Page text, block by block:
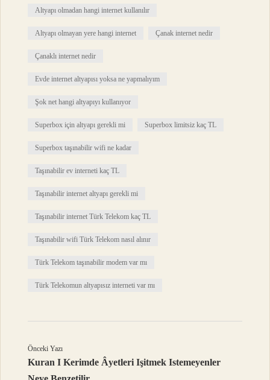
Altyapı olmadan hangi internet kullanılır
Altyapı olmayan yere hangi internet Çanak internet nedir
Çanaklı internet nedir
Evde internet altyapısı yoksa ne yapmalıyım
Şok net hangi altyapıyı kullanıyor
Superbox için altyapı gerekli mi Superbox limitsiz kaç TL
Superbox taşınabilir wifi ne kadar
Taşınabilir ev interneti kaç TL
Taşınabilir internet altyapı gerekli mi
Taşınabilir internet Türk Telekom kaç TL
Taşınabilir wifi Türk Telekom nasıl alınır
Türk Telekom taşınabilir modem var mı
Türk Telekomun altyapısız interneti var mı
Önceki Yazı
Kuran I Kerimde Âyetleri Işitmek Istemeyenler